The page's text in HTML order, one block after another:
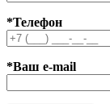
*Телефон
*Ваш e-mail